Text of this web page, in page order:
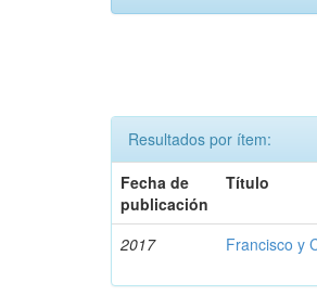
Resultados por ítem:
Fecha de
publicación
Título
2017 Francisco y